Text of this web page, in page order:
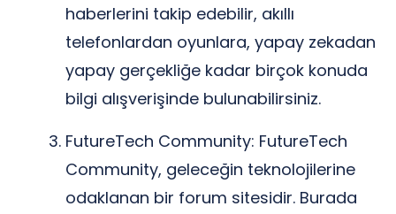
haberlerini takip edebilir, akıllı
telefonlardan oyunlara, yapay zekadan
yapay gerçekliğe kadar birçok konuda
bilgi alışverişinde bulunabilirsiniz.
FutureTech Community: FutureTech
Community, geleceğin teknolojilerine
odaklanan bir forum sitesidir. Burada